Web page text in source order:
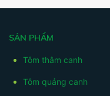
SẢN PHẨM
Tôm thâm canh
Tôm quảng canh